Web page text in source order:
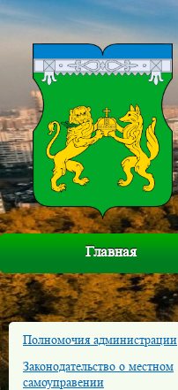
Главная
Полномочия администрации
Законодательство о местном
самоуправении